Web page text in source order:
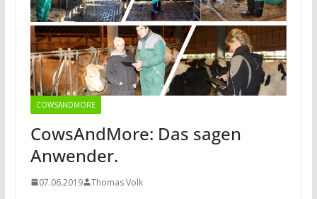
COWSANDMORE
CowsAndMore: Das sagen
Anwender.
07.06.2019 Thomas Volk